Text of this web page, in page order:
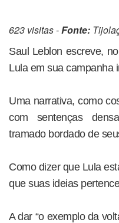
623 visitas -Fonte:
Saul Leblon escreve,
Lula em sua campanha
Uma narrativa, como
com sentenças
tramado bordado de
Como dizer que Lula
que suas ideias
A dar “o exemplo da